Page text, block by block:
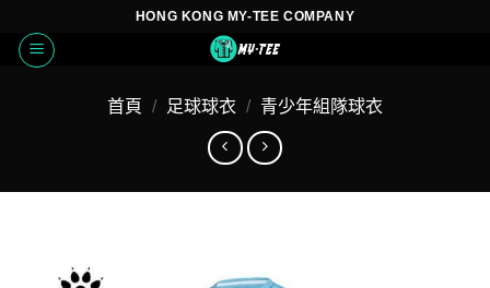
content
HONG KONG MY-TEE COMPANY
首頁 / 足球球衣 / 青少年組隊球衣